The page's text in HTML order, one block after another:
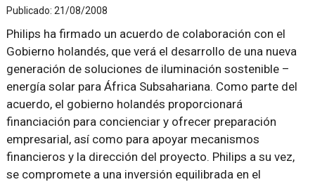
Publicado: 21/08/2008
Philips ha firmado un acuerdo de colaboración con el
Gobierno holandés, que verá el desarrollo de una nueva
generación de soluciones de iluminación sostenible –
energía solar para África Subsahariana. Como parte del
acuerdo, el gobierno holandés proporcionará
financiación para concienciar y ofrecer preparación
empresarial, así como para apoyar mecanismos
financieros y la dirección del proyecto. Philips a su vez,
se compromete a una inversión equilibrada en el